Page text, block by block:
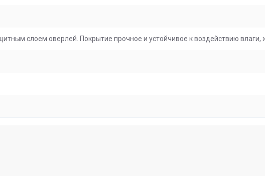
слоем оверлей. Покрытие прочное и устойчивое к воздействию влаги,